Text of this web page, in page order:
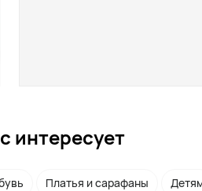
интересует
Платья и сарафаны